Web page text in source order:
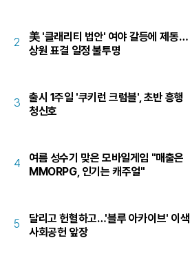
2
美 '클래리티 법안' 여야 갈등에 제동…
상원 표결 일정 불투명
3
출시 1주일 '쿠키런 크럼블', 초반 흥행
청신호
4
여름 성수기 맞은 모바일게임 "매출은
MMORPG, 인기는 캐주얼"
5
달리고 헌혈하고…'블루 아카이브' 이색
사회공헌 앞장